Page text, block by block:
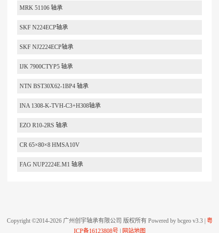
MRK 51106 轴承
SKF N224ECP轴承
SKF NJ2224ECP轴承
IJK 7900CTYP5 轴承
NTN BST30X62-1BP4 轴承
INA 1308-K-TVH-C3+H308轴承
EZO R10-2RS 轴承
CR 65×80×8 HMSA10V
FAG NUP2224E.M1 轴承
Copyright ©2014-2026 广州创宇轴承有限公司 版权所有 Powered by bcgeo v3.3 | 粤
ICP备16123808号| 网站地图